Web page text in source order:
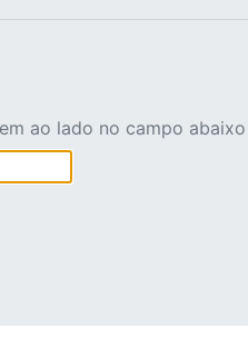
ao lado no campo abaixo